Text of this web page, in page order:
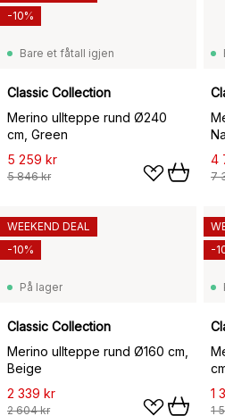
Bare et fåtall igjen
Classic Collection
Merino ullteppe rund Ø240
cm, Green
5 259 kr
5 846 kr
-10%
4
7
På lager
Classic Collection
Merino ullteppe rund Ø160 cm,
Beige
2 339 kr
2 604 kr
WEEKEND DEAL
-10%
1
1
-